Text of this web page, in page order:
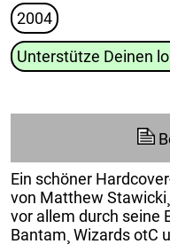
2004
Unterstütze Deinen
Ein schöner
von Matthew
vor allem durch seine
Bantam¸ Wizards otC